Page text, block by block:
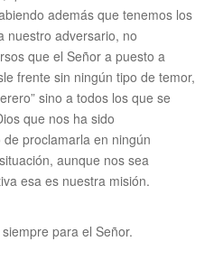
además que tenemos los
nuestro adversario, no
que el Señor a puesto a
frente sin ningún tipo de temor,
sino a todos los que se
que nos ha sido
proclamarla en ningún
aunque nos sea
esa es nuestra misión.
para el Señor.